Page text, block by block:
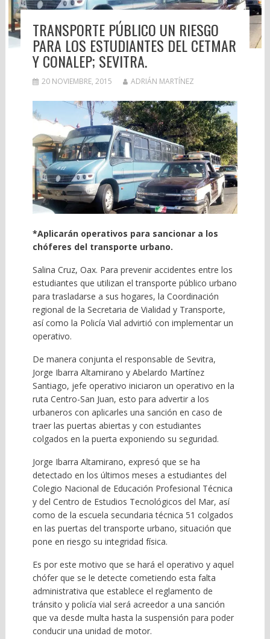
TRANSPORTE PÚBLICO UN RIESGO
PARA LOS ESTUDIANTES DEL CETMAR
Y CONALEP; SEVITRA.
20 NOVIEMBRE, 2015 ADRIÁN MARTÍNEZ
*Aplicarán operativos para sancionar a los
chóferes del transporte urbano.
Salina Cruz, Oax. Para prevenir accidentes entre los
estudiantes que utilizan el transporte público urbano
para trasladarse a sus hogares, la Coordinación
regional de la Secretaria de Vialidad y Transporte,
así como la Policía Vial advirtió con implementar un
operativo.
De manera conjunta el responsable de Sevitra,
Jorge Ibarra Altamirano y Abelardo Martínez
Santiago, jefe operativo iniciaron un operativo en la
ruta Centro-San Juan, esto para advertir a los
urbaneros con aplicarles una sanción en caso de
traer las puertas abiertas y con estudiantes
colgados en la puerta exponiendo su seguridad.
Jorge Ibarra Altamirano, expresó que se ha
detectado en los últimos meses a estudiantes del
Colegio Nacional de Educación Profesional Técnica
y del Centro de Estudios Tecnológicos del Mar, así
como de la escuela secundaria técnica 51 colgados
en las puertas del transporte urbano, situación que
pone en riesgo su integridad física.
Es por este motivo que se hará el operativo y aquel
chófer que se le detecte cometiendo esta falta
administrativa que establece el reglamento de
tránsito y policía vial será acreedor a una sanción
que va desde multa hasta la suspensión para poder
conducir una unidad de motor.